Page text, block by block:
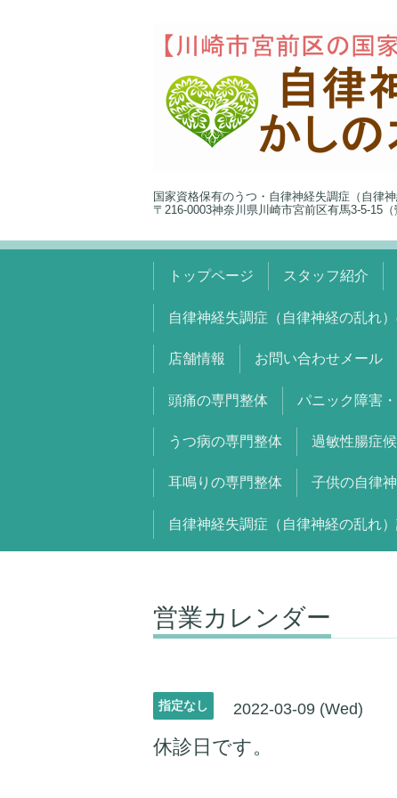
国家資格保有のうつ・自律神経失調症（自律
〒216-0003神奈川県川崎市宮前区有馬3-5-15（
トップページ スタッフ紹介
自律神経失調症（自律神経の乱れ
店舗情報 お問い合わせメール
頭痛の専門整体 パニック障害
うつ病の専門整体 過敏性腸症
耳鳴りの専門整体 子供の自律
自律神経失調症（自律神経の乱れ
営業カレンダー
指定なし 2022-03-09 (Wed)
休診日です。